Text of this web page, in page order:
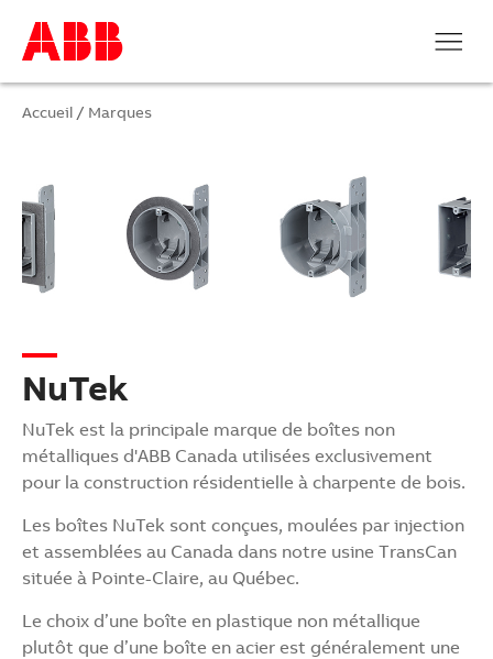
Accueil / Marques
NuTek
NuTek est la principale marque de boîtes non
métalliques d'ABB Canada utilisées exclusivement
pour la construction résidentielle à charpente de bois.
Les boîtes NuTek sont conçues, moulées par injection
et assemblées au Canada dans notre usine TransCan
située à Pointe-Claire, au Québec.
Le choix d’une boîte en plastique non métallique
plutôt que d’une boîte en acier est généralement une